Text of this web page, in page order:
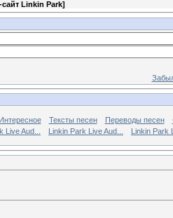
Linkin Park]
Интересное Тексты песен Переводы песен
Live Aud... Linkin Park Live Aud... Linkin Park